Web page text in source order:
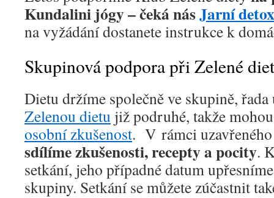
Kundalini jógy – čeká násJarní detox
na vyžádání dostanete instrukce k
Skupinová podpora při Zelené
Dietu držíme společně ve skupině, řada
Zelenou dietu již podruhé, takže
osobní zkušenost. V rámci
sdílíme zkušenosti, recepty a pocity.
setkání, jeho případné datum
skupiny. Setkání se můžete zúčastnit